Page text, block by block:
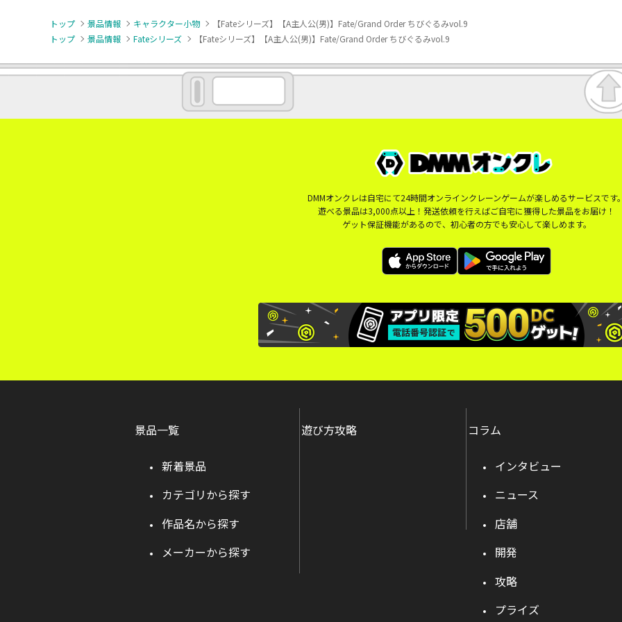
トップ 景品情報 キャラクター小物
【Fateシリーズ】【A主人公(男)】Fate/Grand Order ちびぐるみvol.9
トップ
景品情報 Fateシリーズ 【Fateシリーズ】【A主人公(男)】Fate/Grand Order ちびぐるみvol.9
DMMオンクレは自宅にて24時間オンラインクレーンゲームが楽しめるサービスです
遊べる景品は3,000点以上！発送依頼を行えばご自宅に獲得した景品をお届け！
ゲット保証機能があるので、初心者の方でも安心して楽しめます。
景品一覧
新着景品
カテゴリから探す
作品名から探す
メーカーから探す
遊び方攻略 コラム
インタビュー
ニュース
店舗
開発
攻略
プライズ